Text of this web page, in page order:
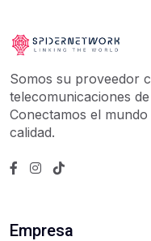
Somos su proveedor
telecomunicaciones
Conectamos el
calidad.
Empresa